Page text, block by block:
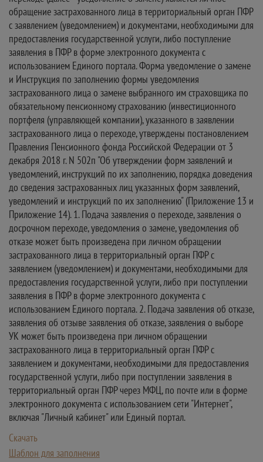
обращение застрахованного лица в территориальный орган ПФР
с заявлением (уведомлением) и документами, необходимыми для
предоставления государственной услуги, либо поступление
заявления в ПФР в форме электронного документа с
использованием Единого портала. Форма уведомление о замене
и Инструкция по заполнению формы уведомления
застрахованного лица о замене выбранного им страховщика по
обязательному пенсионному страхованию (инвестиционного
портфеля (управляющей компании), указанного в заявлении
застрахованного лица о переходе, утверждены постановлением
Правления Пенсионного фонда Российской Федерации от 3
декабря 2018 г. N 502п "Об утверждении форм заявлений и
уведомлений, инструкций по их заполнению, порядка доведения
до сведения застрахованных лиц указанных форм заявлений,
уведомлений и инструкций по их заполнению" (Приложение 13 и
Приложение 14). 1. Подача заявления о переходе, заявления о
досрочном переходе, уведомления о замене, уведомления об
отказе может быть произведена при личном обращении
застрахованного лица в территориальный орган ПФР с
заявлением (уведомлением) и документами, необходимыми для
предоставления государственной услуги, либо при поступлении
заявления в ПФР в форме электронного документа с
использованием Единого портала. 2. Подача заявления об отказе,
заявления об отзыве заявления об отказе, заявления о выборе
УК может быть произведена при личном обращении
застрахованного лица в территориальный орган ПФР с
заявлением и документами, необходимыми для предоставления
государственной услуги, либо при поступлении заявления в
территориальный орган ПФР через МФЦ, по почте или в форме
электронного документа с использованием сети "Интернет",
включая "Личный кабинет" или Единый портал.
Скачать
Шаблон для заполнения